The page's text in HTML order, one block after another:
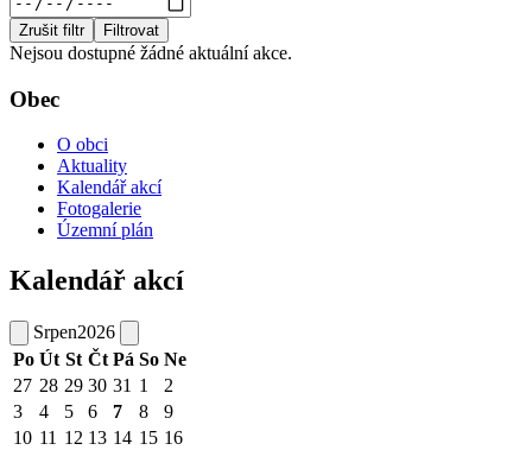
Zrušit filtr Filtrovat
Nejsou dostupné žádné aktuální akce.
Obec
O obci
Aktuality
Kalendář akcí
Fotogalerie
Územní plán
Kalendář akcí
Srpen2026
Po Út St Čt Pá So Ne
27 28 29 30 31 1
2
3
4 5 6 7 8
9
10 11 12 13 14 15 16